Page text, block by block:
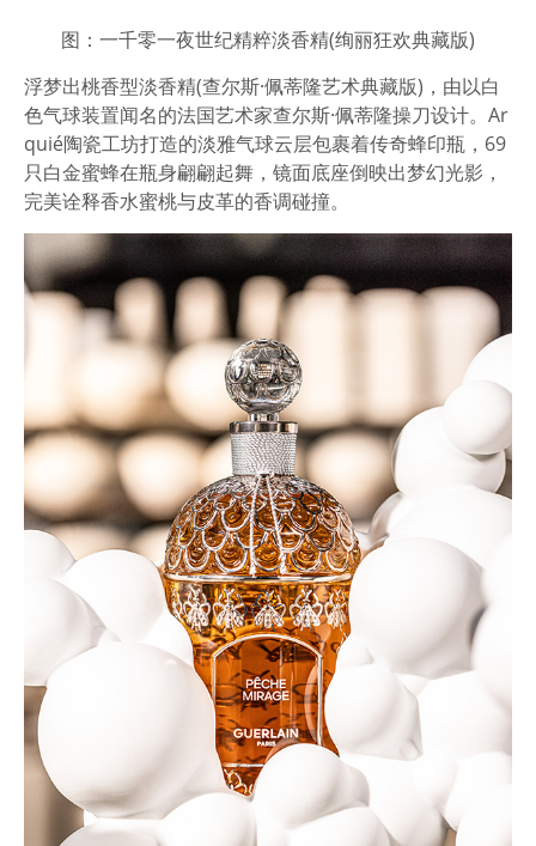
图：一千零一夜世纪精粹淡香精(绚丽狂欢典藏版)
浮梦出桃香型淡香精(查尔斯·佩蒂隆艺术典藏版)，由以白
色气球装置闻名的法国艺术家查尔斯·佩蒂隆操刀设计。Ar
quié陶瓷工坊打造的淡雅气球云层包裹着传奇蜂印瓶，69
只白金蜜蜂在瓶身翩翩起舞，镜面底座倒映出梦幻光影，
完美诠释香水蜜桃与皮革的香调碰撞。